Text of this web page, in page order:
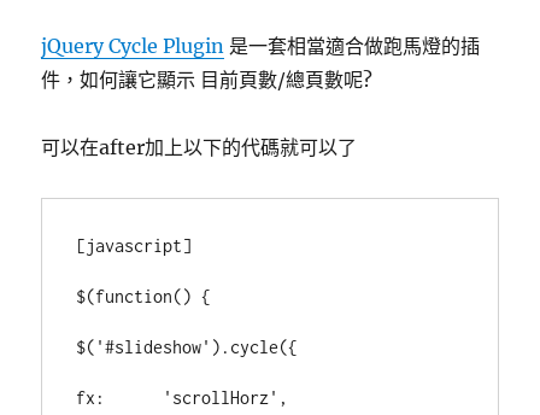
jQuery Cycle Plugin 是一套相當適合做跑馬燈的插
件，如何讓它顯示 目前頁數/總頁數呢?
可以在after加上以下的代碼就可以了
[javascript]
$(function() {
$('#slideshow').cycle({
fx:      'scrollHorz',